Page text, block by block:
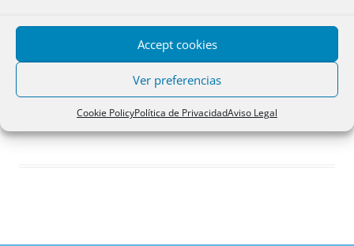
Accept cookies
Ver preferencias
Cookie PolicyPolítica de PrivacidadAviso Legal
Acceder
Registro
¿Has olvidado tu contraseña?